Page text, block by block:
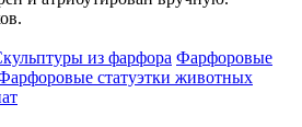
из фарфора Фарфоровые
статуэтки животных